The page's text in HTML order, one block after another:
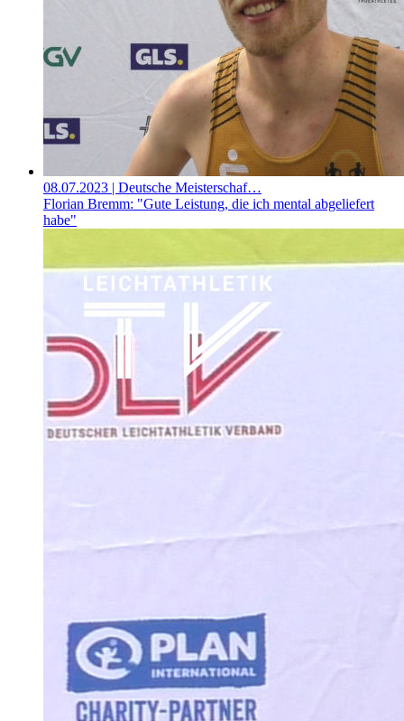
08.07.2023 | Deutsche Meisterschaf…
Florian Bremm: "Gute Leistung, die ich mental abgeliefert
habe"